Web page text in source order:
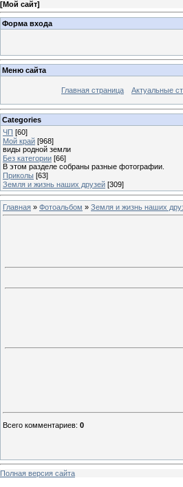
[Мой сайт]
Форма входа
Меню сайта
Главная страница Актуальные
Categories
ЧП [60]
Мой край [968]
виды родной земли
Без категории [66]
В этом разделе собраны разные фотографии.
Приколы [63]
Земля и жизнь наших друзей [309]
Главная » Фотоальбом » Земля и жизнь наших
Всего комментариев: 0
Полная версия сайта